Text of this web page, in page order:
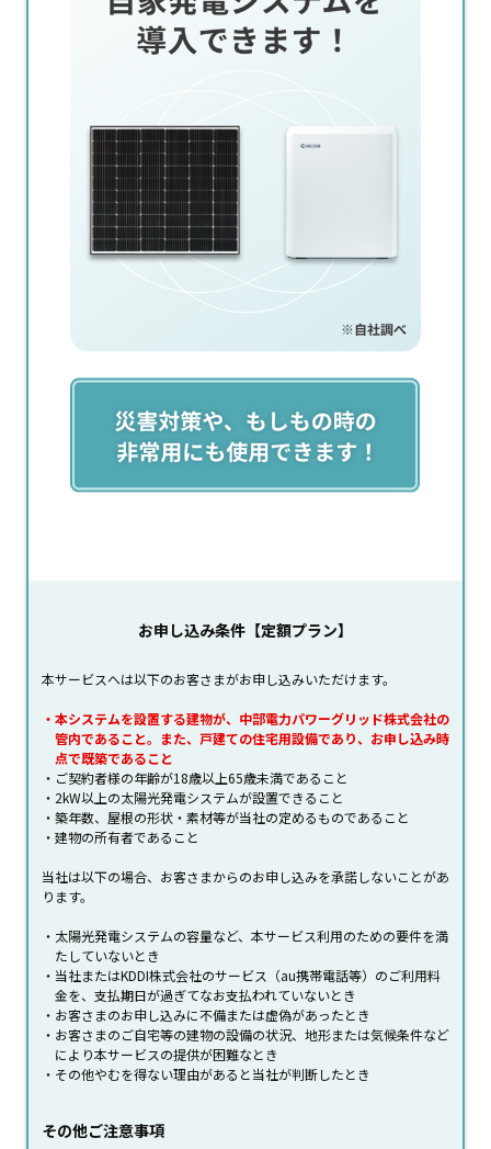
お申し込み条件【定額プラン】
本サービスへは以下のお客さまがお申し込みいただけます。
本システムを設置する建物が、中部電力パワーグリッド株式会社の
管内であること。また、戸建ての住宅用設備であり、お申し込み時
点で既築であること
ご契約者様の年齢が18歳以上65歳未満であること
2kW以上の太陽光発電システムが設置できること
築年数、屋根の形状・素材等が当社の定めるものであること
建物の所有者であること
当社は以下の場合、お客さまからのお申し込みを承諾しないことがあ
ります。
太陽光発電システムの容量など、本サービス利用のための要件を満
たしていないとき
当社またはKDDI株式会社のサービス（au携帯電話等）のご利用料
金を、支払期日が過ぎてなお支払われていないとき
お客さまのお申し込みに不備または虚偽があったとき
お客さまのご自宅等の建物の設備の状況、地形または気候条件など
により本サービスの提供が困難なとき
その他やむを得ない理由があると当社が判断したとき
その他ご注意事項